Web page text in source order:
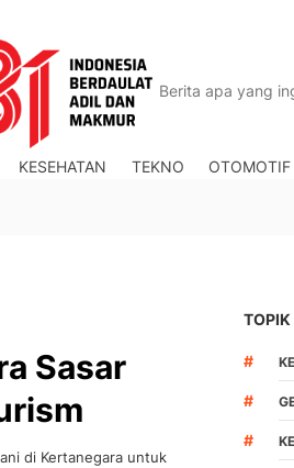
KESEHATAN TEKNO OTOMOTIF
Sasar
di Kertanegara untuk
TOPIK
#
#
#